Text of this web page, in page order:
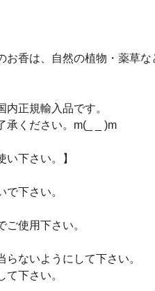
香は、自然の植物・薬草
正規輸入品です。
承ください。m(_ _ )m
下さい。】
下さい。
使用下さい。
ないようにして下さい。
下さい。